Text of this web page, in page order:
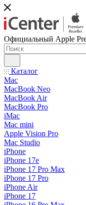
Официальный Apple
Каталог
Mac
MacBook Neo
MacBook Air
MacBook Pro
iMac
Mac mini
Apple Vision Pro
Mac Studio
iPhone
iPhone 17e
iPhone 17 Pro Max
iPhone 17 Pro
iPhone Air
iPhone 17